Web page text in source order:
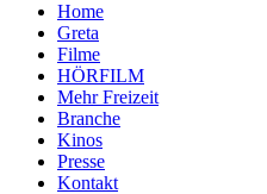
Home
Greta
Filme
HÖRFILM
Mehr Freizeit
Branche
Kinos
Presse
Kontakt